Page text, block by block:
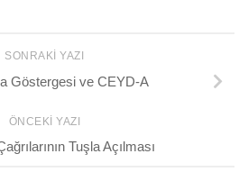
SONRAKI YAZI
Göstergesi ve CEYD-A
ÖNCEKI YAZI
Tuşla Açılması